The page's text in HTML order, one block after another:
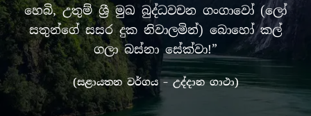
හෙබි, උතුම් ශ්‍රී මුඛ බුද්ධවචන ගංගාවෝ (ලෝ
සතුන්ගේ සසර දුක නිවාලමින්) බොහෝ කල්
ගලා බස්නා සේක්වා!”
(සළායතන වර්ගය – උද්දාන ගාථා)